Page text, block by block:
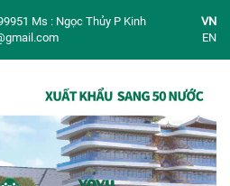
Ms : Ngọc Thủy P Kinh
VN
EN